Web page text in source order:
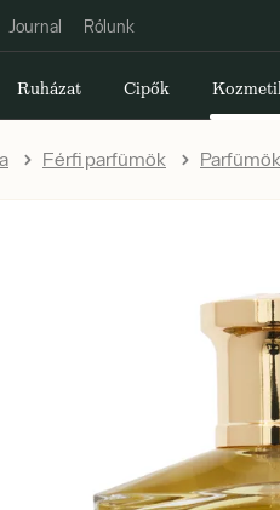
Journal Rólunk
Ruházat Cipők
Férfi parfümök Parfümök